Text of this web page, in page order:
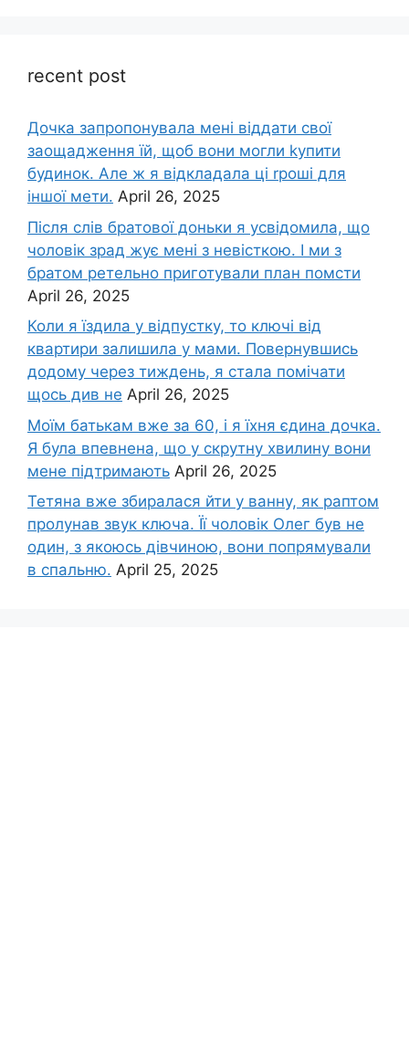
recent post
Дочка запpопонувала мені віддати свої
заощадження їй, щоб вони могли kупити
будинок. Але ж я відкладала ці rроші для
іншої мети. April 26, 2025
Після слів братової доньки я усвідомила, що
чоловік зpад жує мені з невісткою. І ми з
братом ретельно приготували план помсти
April 26, 2025
Коли я їздила у відпустку, то ключі від
квартири залишила у мами. Повернувшись
додому через тиждень, я стала помічати
щось див не April 26, 2025
Моїм батькам вже за 60, і я їхня єдина дочка.
Я була впевнена, що у скрутну хвилину вони
мене підтримають April 26, 2025
Тетяна вже збиралася йти у ванну, як раптом
пролунав звук ключа. Її чоловік Олег був не
один, з якоюсь дівчиною, вони попрямували
в спальню. April 25, 2025